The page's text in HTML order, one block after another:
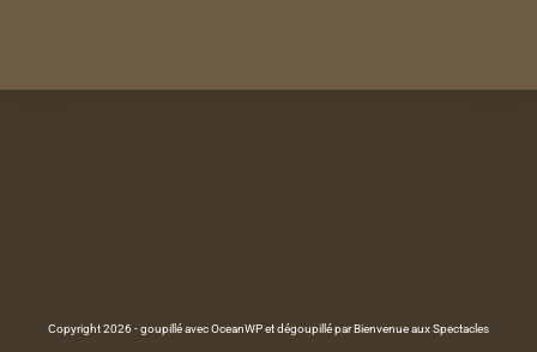
Copyright 2026 - goupillé avec OceanWP et dégoupillé par Bienvenue aux Spectacles